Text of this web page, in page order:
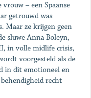
– een Spaanse
getrouwd was
Maar ze krijgen geen
sluwe Anna Boleyn,
in volle midlife crisis,
voorgesteld als de
in dit emotioneel en
recht